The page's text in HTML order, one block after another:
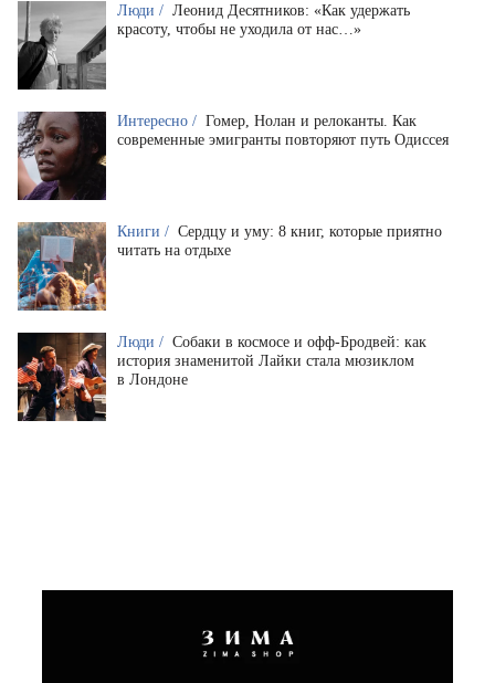
Люди / Леонид Десятников: «Как удержать
красоту, чтобы не уходила от нас…»
Интересно / Гомер, Нолан и релоканты. Как
современные эмигранты повторяют путь Одиссея
Книги / Сердцу и уму: 8 книг, которые приятно
читать на отдыхе
Люди / Собаки в космосе и офф-Бродвей: как
история знаменитой Лайки стала мюзиклом
в Лондоне